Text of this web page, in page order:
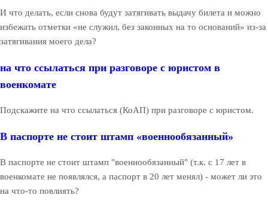
И что делать, если снова будут затягивать выдачу билета и можно
избежать отметки «не служил, без законных на то оснований» из-за
затягивания моего дела?
на что ссылаться при разговоре с юристом в
военкомате
Подскажите на что ссылаться (КоАП) при разговоре с юристом.
В паспорте не стоит штамп «военнообязанный»
В паспорте не стоит штамп "военнообязанный" (т.к. с 17 лет в
военкомате не появлялся, а паспорт в 20 лет менял) - может ли это
на что-то повлиять?